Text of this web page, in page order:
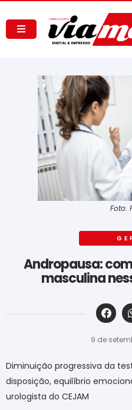
Foto:
Andropausa:
masculina
9 de
Diminuição progressiva da
disposição, equilíbrio
urologista do CEJAM